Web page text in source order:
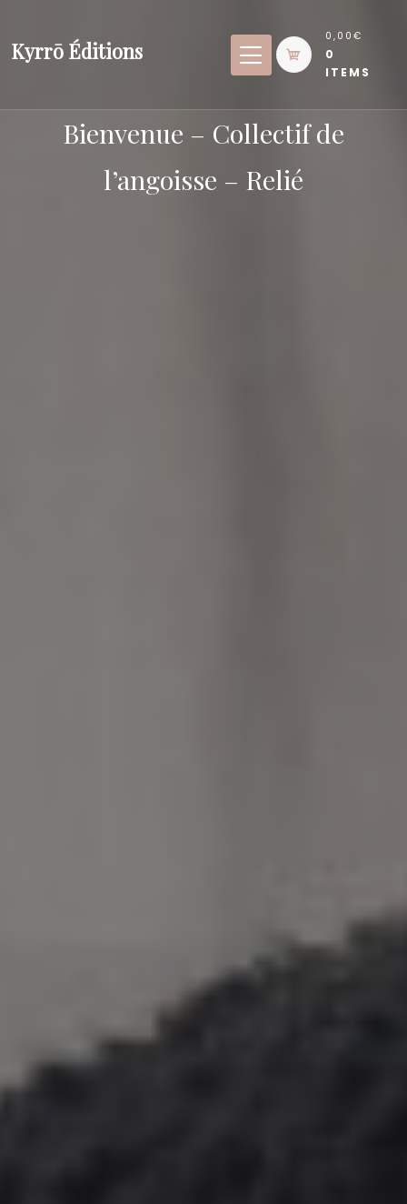
content
Kyrrō Éditions
0,00€
0
ITEMS
Bienvenue – Collectif de
l’angoisse – Relié